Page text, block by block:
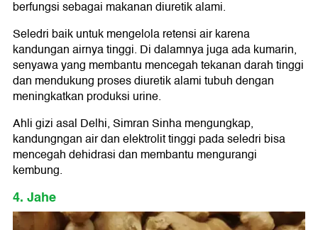
berfungsi sebagai makanan diuretik alami.
Seledri baik untuk mengelola retensi air karena
kandungan airnya tinggi. Di dalamnya juga ada kumarin,
senyawa yang membantu mencegah tekanan darah tinggi
dan mendukung proses diuretik alami tubuh dengan
meningkatkan produksi urine.
Ahli gizi asal Delhi, Simran Sinha mengungkap,
kandungngan air dan elektrolit tinggi pada seledri bisa
mencegah dehidrasi dan membantu mengurangi
kembung.
4. Jahe